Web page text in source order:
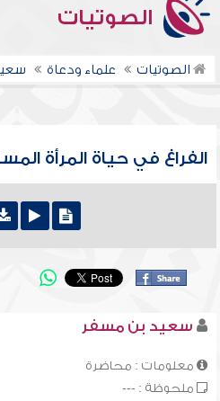
الصوتيات
الصوتيات علماء ودعاة
الفراغ في حياة المرأة
سعيد بن مسفر
معلومات : محاضرة
ملحوظة : ---